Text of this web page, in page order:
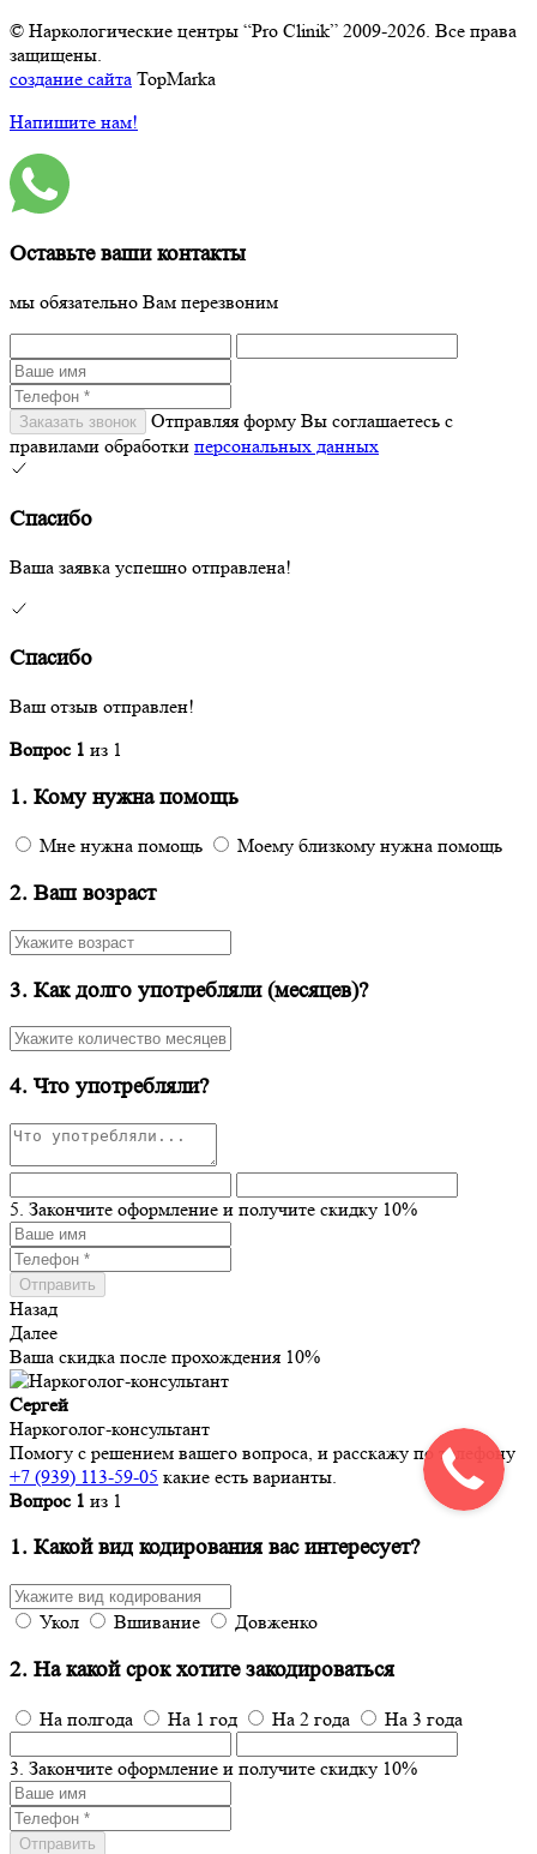
© Наркологические центры “Pro Clinik” 2009-2026. Все права
защищены.
создание сайта TopMarka
Напишите нам!
Оставьте ваши контакты
мы обязательно Вам перезвоним
Отправляя форму Вы соглашаетесь с
правилами обработки персональных данных
Спасибо
Ваша заявка успешно отправлена!
Спасибо
Ваш отзыв отправлен!
Вопрос 1 из 1
1. Кому нужна помощь
Мне нужна помощь Моему близкому нужна помощь
2. Ваш возраст
3. Как долго употребляли (месяцев)?
4. Что употребляли?
5. Закончите оформление и получите скидку 10%
Назад
Далее
Ваша скидка после прохождения 10%
Сергей
Наркоголог-консультант
Помогу с решением вашего вопроса, и расскажу по телефону
+7 (939) 113-59-05 какие есть варианты.
Вопрос 1 из 1
1. Какой вид кодирования вас интересует?
Укол Вшивание Довженко
2. На какой срок хотите закодироваться
На полгода На 1 год На 2 года На 3 года
3. Закончите оформление и получите скидку 10%